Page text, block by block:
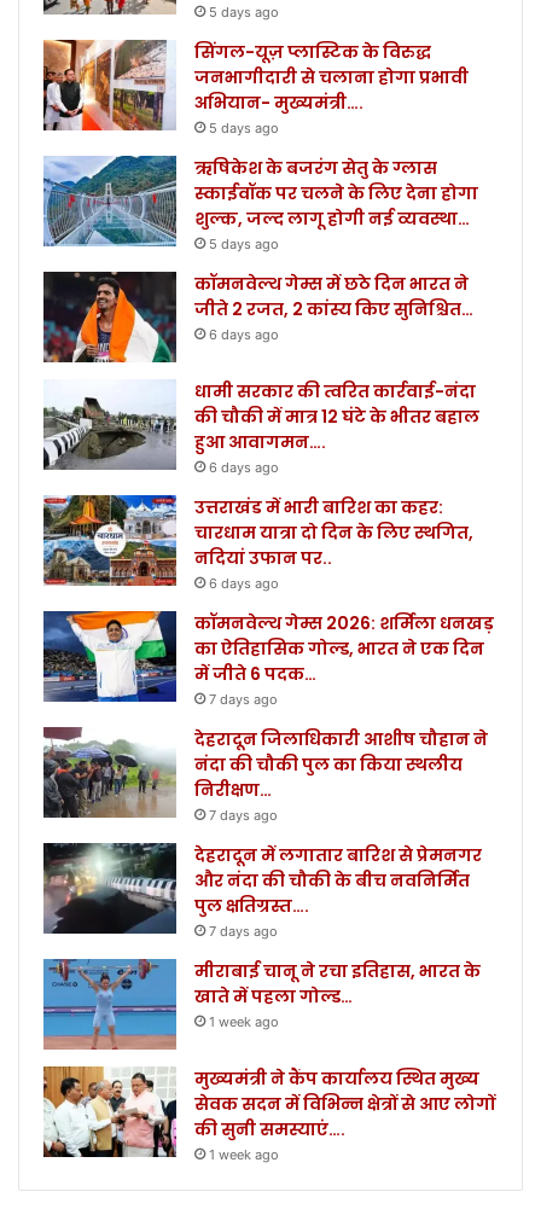
5 days ago
सिंगल-यूज़ प्लास्टिक के विरुद्ध
जनभागीदारी से चलाना होगा प्रभावी
अभियान- मुख्यमंत्री….
5 days ago
ऋषिकेश के बजरंग सेतु के ग्लास
स्काईवॉक पर चलने के लिए देना होगा
शुल्क, जल्द लागू होगी नई व्यवस्था…
5 days ago
कॉमनवेल्थ गेम्स में छठे दिन भारत ने
जीते 2 रजत, 2 कांस्य किए सुनिश्चित…
6 days ago
धामी सरकार की त्वरित कार्रवाई-नंदा
की चौकी में मात्र 12 घंटे के भीतर बहाल
हुआ आवागमन….
6 days ago
उत्तराखंड में भारी बारिश का कहर:
चारधाम यात्रा दो दिन के लिए स्थगित,
नदियां उफान पर..
6 days ago
कॉमनवेल्थ गेम्स 2026: शर्मिला धनखड़
का ऐतिहासिक गोल्ड, भारत ने एक दिन
में जीते 6 पदक…
7 days ago
देहरादून जिलाधिकारी आशीष चौहान ने
नंदा की चौकी पुल का किया स्थलीय
निरीक्षण…
7 days ago
देहरादून में लगातार बारिश से प्रेमनगर
और नंदा की चौकी के बीच नवनिर्मित
पुल क्षतिग्रस्त….
7 days ago
मीराबाई चानू ने रचा इतिहास, भारत के
खाते में पहला गोल्ड…
1 week ago
मुख्यमंत्री ने कैंप कार्यालय स्थित मुख्य
सेवक सदन में विभिन्न क्षेत्रों से आए लोगों
की सुनी समस्याएं….
1 week ago